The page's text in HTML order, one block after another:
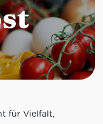
für Vielfalt,